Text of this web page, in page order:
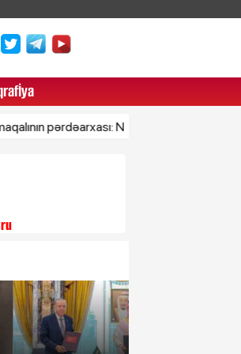
Niyə İspaniyanın Afrikada